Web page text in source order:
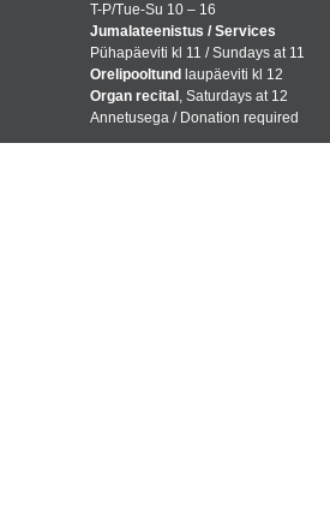
T-P/Tue-Su 10 – 16
Jumalateenistus / Services
Pühapäeviti kl 11 / Sundays at 11
Orelipooltund laupäeviti kl 12
Organ recital , Saturdays at 12
Annetusega / Donation required